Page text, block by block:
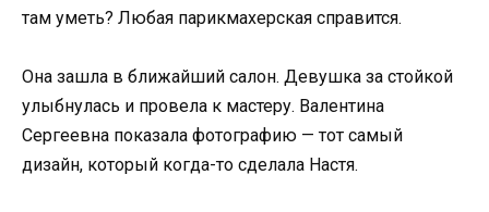
там уметь? Любая парикмахерская справится.
Она зашла в ближайший салон. Девушка за стойкой
улыбнулась и провела к мастеру. Валентина
Сергеевна показала фотографию — тот самый
дизайн, который когда-то сделала Настя.